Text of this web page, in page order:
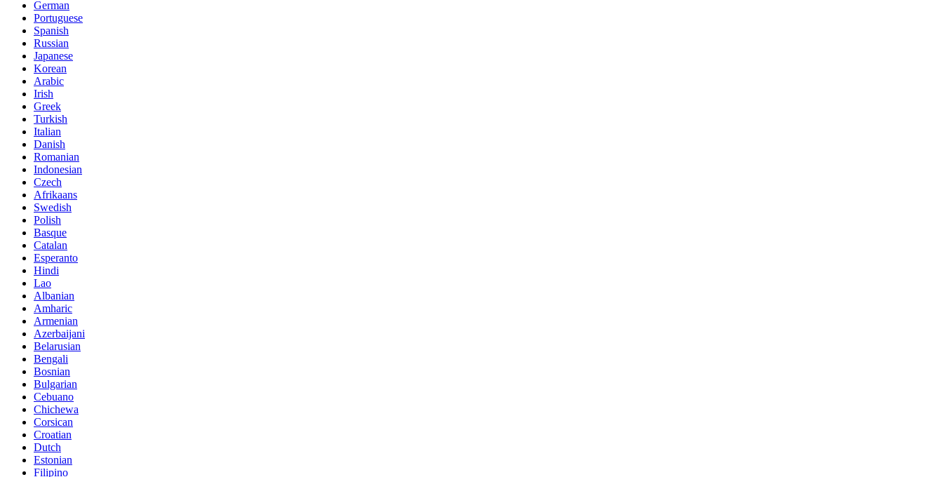
German
Portuguese
Spanish
Russian
Japanese
Korean
Arabic
Irish
Greek
Turkish
Italian
Danish
Romanian
Indonesian
Czech
Afrikaans
Swedish
Polish
Basque
Catalan
Esperanto
Hindi
Lao
Albanian
Amharic
Armenian
Azerbaijani
Belarusian
Bengali
Bosnian
Bulgarian
Cebuano
Chichewa
Corsican
Croatian
Dutch
Estonian
Filipino